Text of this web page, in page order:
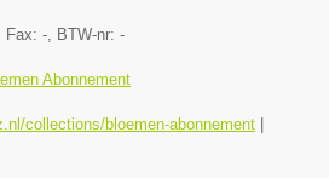
Fax: -, BTW-nr: -
Abonnement
collections/bloemen-abonnement